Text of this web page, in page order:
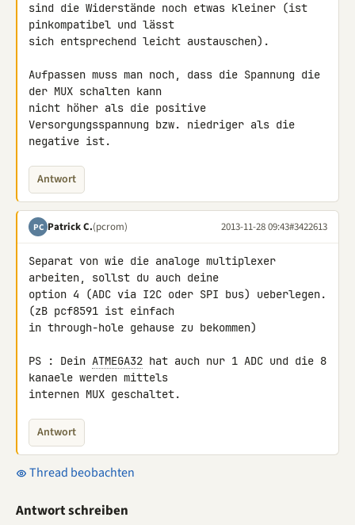
sind die Widerstände noch etwas kleiner (ist
pinkompatibel und lässt
sich entsprechend leicht austauschen).
Aufpassen muss man noch, dass die Spannung die
der MUX schalten kann
nicht höher als die positive
Versorgungsspannung bzw. niedriger als die
negative ist.
Antwort
PC Patrick C.(pcrom) 2013-11-28 09:43#3422613
Separat von wie die analoge multiplexer
arbeiten, sollst du auch deine
option 4 (ADC via I2C oder SPI bus) ueberlegen.
(zB pcf8591 ist einfach
in through-hole gehause zu bekommen)
PS : Dein ATMEGA32 hat auch nur 1 ADC und die 8
kanaele werden mittels
internen MUX geschaltet.
Antwort
Thread beobachten
Antwort schreiben